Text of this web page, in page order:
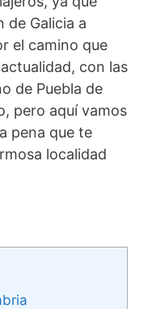
de Galicia a
el camino que
con las
de Puebla de
pero aquí vamos
pena que te
localidad